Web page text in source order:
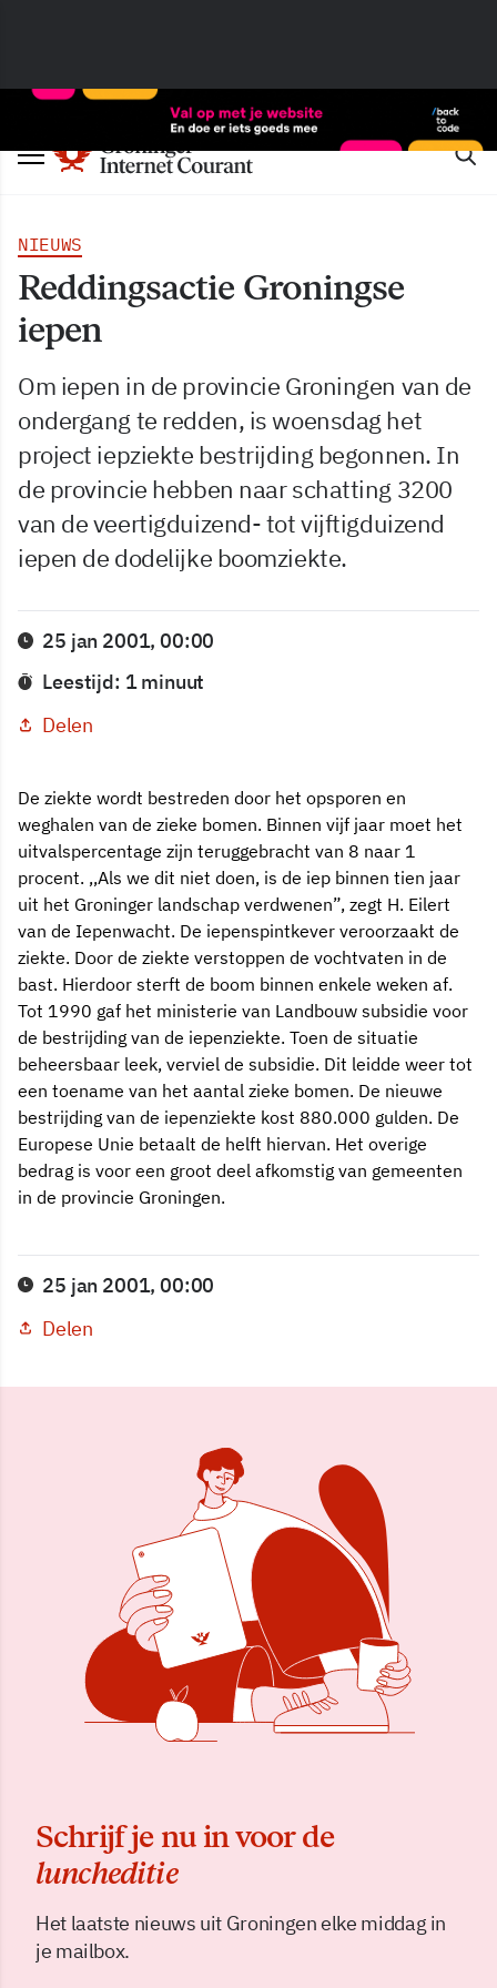
NIEUWS
Reddingsactie Groningse
iepen
Om iepen in de provincie Groningen van de
ondergang te redden, is woensdag het
project iepziekte bestrijding begonnen. In
de provincie hebben naar schatting 3200
van de veertigduizend- tot vijftigduizend
iepen de dodelijke boomziekte.
25 jan 2001, 00:00
Leestijd: 1 minuut
Delen
De ziekte wordt bestreden door het opsporen en
weghalen van de zieke bomen. Binnen vijf jaar moet het
uitvalspercentage zijn teruggebracht van 8 naar 1
procent. ,,Als we dit niet doen, is de iep binnen tien jaar
uit het Groninger landschap verdwenen”, zegt H. Eilert
van de Iepenwacht. De iepenspintkever veroorzaakt de
ziekte. Door de ziekte verstoppen de vochtvaten in de
bast. Hierdoor sterft de boom binnen enkele weken af.
Tot 1990 gaf het ministerie van Landbouw subsidie voor
de bestrijding van de iepenziekte. Toen de situatie
beheersbaar leek, verviel de subsidie. Dit leidde weer tot
een toename van het aantal zieke bomen. De nieuwe
bestrijding van de iepenziekte kost 880.000 gulden. De
Europese Unie betaalt de helft hiervan. Het overige
bedrag is voor een groot deel afkomstig van gemeenten
in de provincie Groningen.
25 jan 2001, 00:00
Delen
Schrijf je nu in voor de
luncheditie
Het laatste nieuws uit Groningen elke middag in
je mailbox.